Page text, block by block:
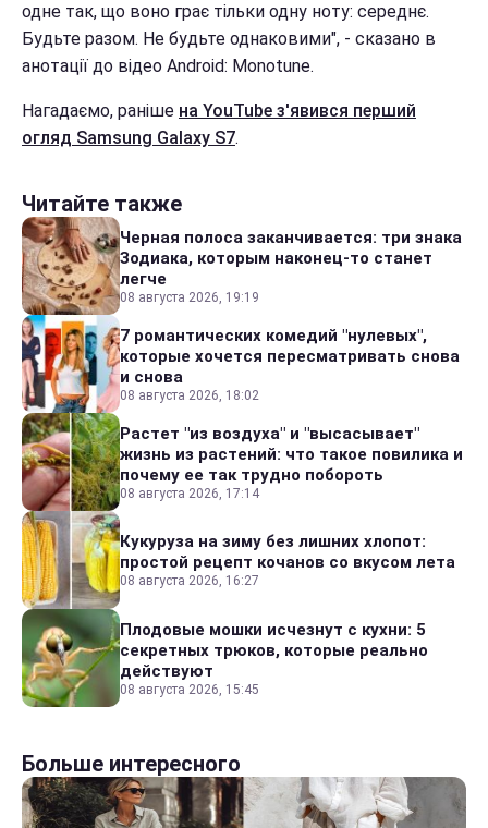
одне так, що воно грає тільки одну ноту: середнє.
Будьте разом. Не будьте однаковими", - сказано в
анотації до відео Android: Monotune.
Нагадаємо, раніше на YouTube з'явився перший
огляд Samsung Galaxy S7.
Читайте также
Черная полоса заканчивается: три знака
Зодиака, которым наконец-то станет
легче
08 августа 2026, 19:19
7 романтических комедий "нулевых",
которые хочется пересматривать снова
и снова
08 августа 2026, 18:02
Растет "из воздуха" и "высасывает"
жизнь из растений: что такое повилика и
почему ее так трудно побороть
08 августа 2026, 17:14
Кукуруза на зиму без лишних хлопот:
простой рецепт кочанов со вкусом лета
08 августа 2026, 16:27
Плодовые мошки исчезнут с кухни: 5
секретных трюков, которые реально
действуют
08 августа 2026, 15:45
Больше интересного